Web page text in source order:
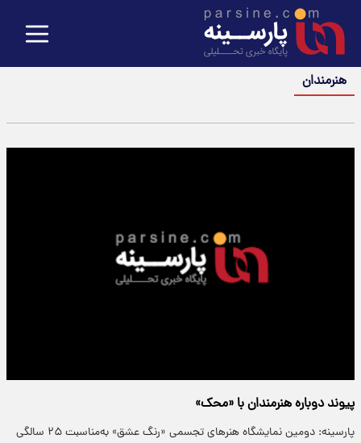
هنرمندان
پیوند دوباره هنرمندان با «محک»
پارسینه: دومین نمایشگاه هنرهای تجسمی «رنگ عشق» به‌مناسبت ۲۵ سالگی